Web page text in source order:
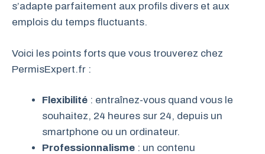
s’adapte parfaitement aux profils divers et aux
emplois du temps fluctuants.
Voici les points forts que vous trouverez chez
PermisExpert.fr :
Flexibilité : entraînez-vous quand vous le
souhaitez, 24 heures sur 24, depuis un
smartphone ou un ordinateur.
Professionnalisme : un contenu